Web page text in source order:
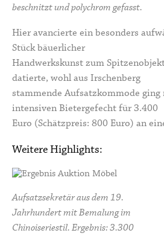
beschnitzt und polychrom gefasst.
Hier avancierte ein besonders
Stück bäuerlicher
Handwerkskunst zum
datierte, wohl aus Irschenberg
stammende Aufsatzkommode ging
intensiven Bietergefecht für 3.400
Euro (Schätzpreis: 800 Euro) an
Weitere Highlights:
Aufsatzsekretär aus dem 19.
Jahrhundert mit Bemalung im
Chinoiseriestil. Ergebnis: 3.300